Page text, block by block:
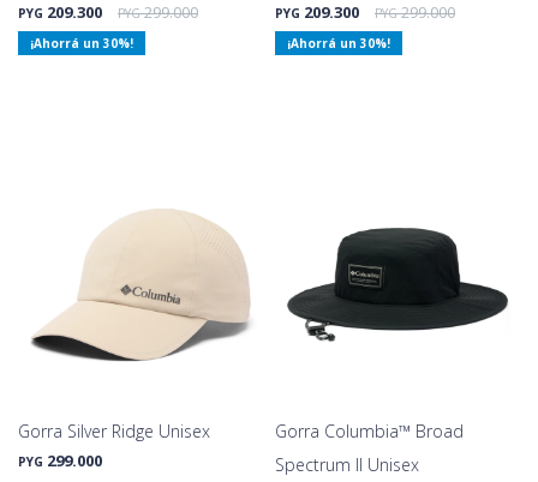
PYG 209.300 PYG 299.000
30
PYG 209.300 PYG 299.000
30
Gorra Silver Ridge Unisex
PYG 299.000
Gorra Columbia™ Broad
Spectrum II Unisex